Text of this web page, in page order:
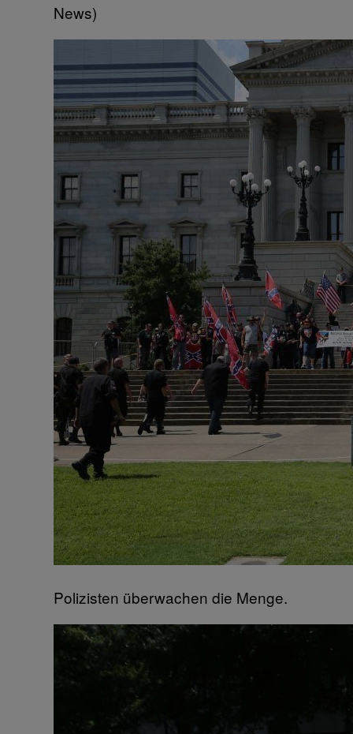
News)
Polizisten überwachen die Menge.